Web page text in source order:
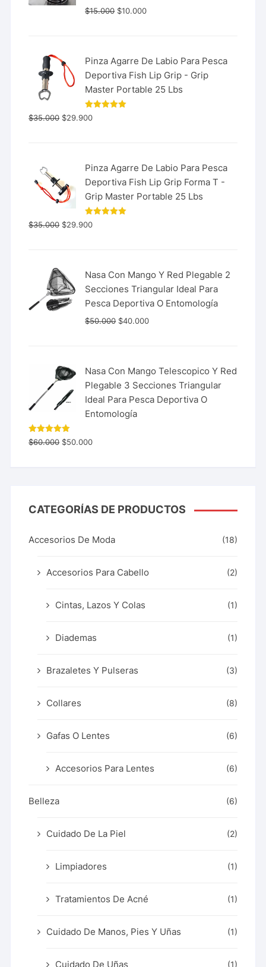
$15.000 $10.000
Pinza Agarre De Labio Para Pesca
Deportiva Fish Lip Grip - Grip
Master Portable 25 Lbs
Valorado
con
$35.000 $29.900
Pinza Agarre De Labio Para Pesca
Deportiva Fish Lip Grip Forma T -
Grip Master Portable 25 Lbs
Valorado
con
$35.000 $29.900
Nasa Con Mango Y Red Plegable 2
Secciones Triangular Ideal Para
Pesca Deportiva O Entomología
$50.000 $40.000
Nasa Con Mango Telescopico Y Red
Plegable 3 Secciones Triangular
Ideal Para Pesca Deportiva O
Entomología
Valorado
con 5.00
$60.000 $50.000
CATEGORÍAS DE PRODUCTOS
Accesorios De Moda (18)
Accesorios Para Cabello (2)
Cintas, Lazos Y Colas (1)
Diademas (1)
Brazaletes Y Pulseras (3)
Collares (8)
Gafas O Lentes (6)
Accesorios Para Lentes (6)
Belleza (6)
Cuidado De La Piel (2)
Limpiadores (1)
Tratamientos De Acné (1)
Cuidado De Manos, Pies Y Uñas (1)
Cuidado De Uñas (1)